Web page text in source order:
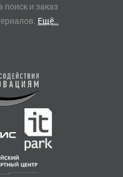
и заказ
Ещё..